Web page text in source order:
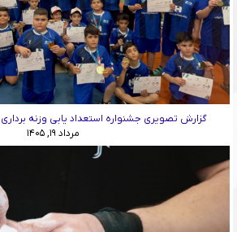
گزارش تصویری جشنواره استعداد یابی وزنه
مرداد ۱۹, ۱۴۰۵